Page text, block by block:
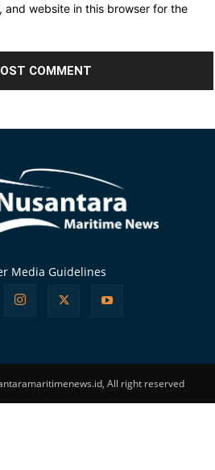
and website in this browser for the
Media Guidelines
All right reserved